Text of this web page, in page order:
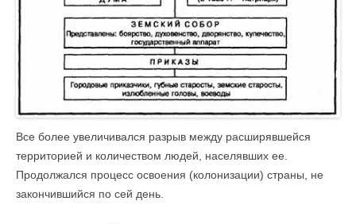
Все более увеличивался разрыв между расширявшейся
территорией и количеством людей, населявших ее.
Продолжался процесс освоения (колонизации) страны, не
закончившийся по сей день.